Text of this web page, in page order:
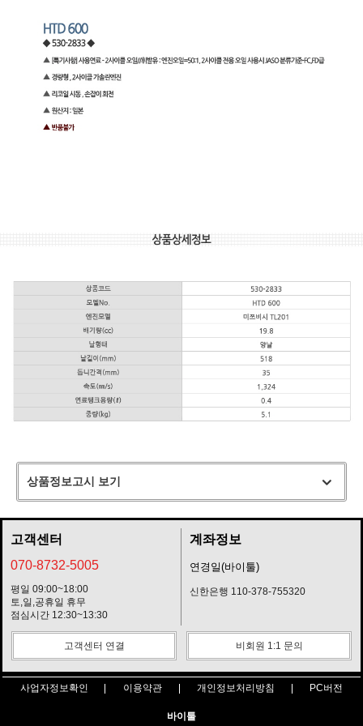
상품정보고시 보기
고객센터
070-8732-5005
평일 09:00~18:00
토,일,공휴일 휴무
점심시간 12:30~13:30
계좌정보
연경일(바이툴)
신한은행 110-378-755320
고객센터 연결 비회원 1:1 문의
사업자정보확인 이용약관 개인정보처리방침 PC버전
바이툴